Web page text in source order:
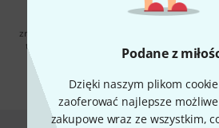
Podane z
Dzięki naszym plikom
zaoferować najlepsze
zakupowe wraz ze wszystkim,
Klikając na „Zapisz się teraz”, wyrażasz
materialów reklamowych przesyłanych
zrezygnować z subskrypcji w dowolnym
temat newslettera można znaleźć w
ochrony danych
* Wymagany